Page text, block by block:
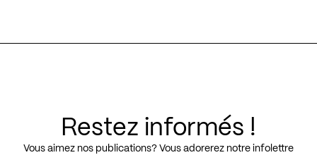
Restez informés !
Vous aimez nos publications? Vous adorerez notre infolettre